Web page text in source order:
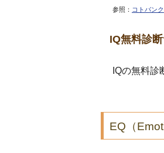
参照： コトバンク
IQ無料診
IQの無料診
EQ（